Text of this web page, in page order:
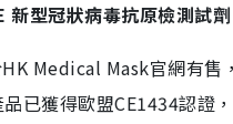
新型冠狀病毒抗原檢測試劑
Medical Mask官網有售
已獲得歐盟CE1434認證